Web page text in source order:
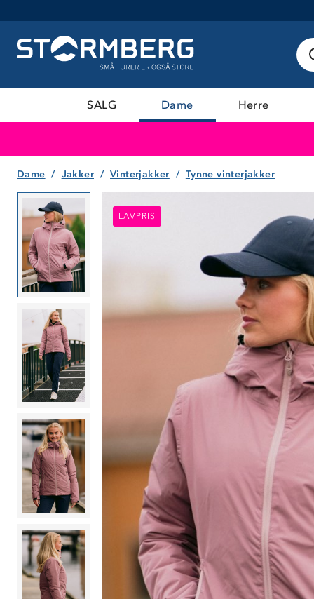
SALG Dame Herre
Dame Jakker Vinterjakker Tynne vinterjakker
LAVPRIS
LAVPRIS